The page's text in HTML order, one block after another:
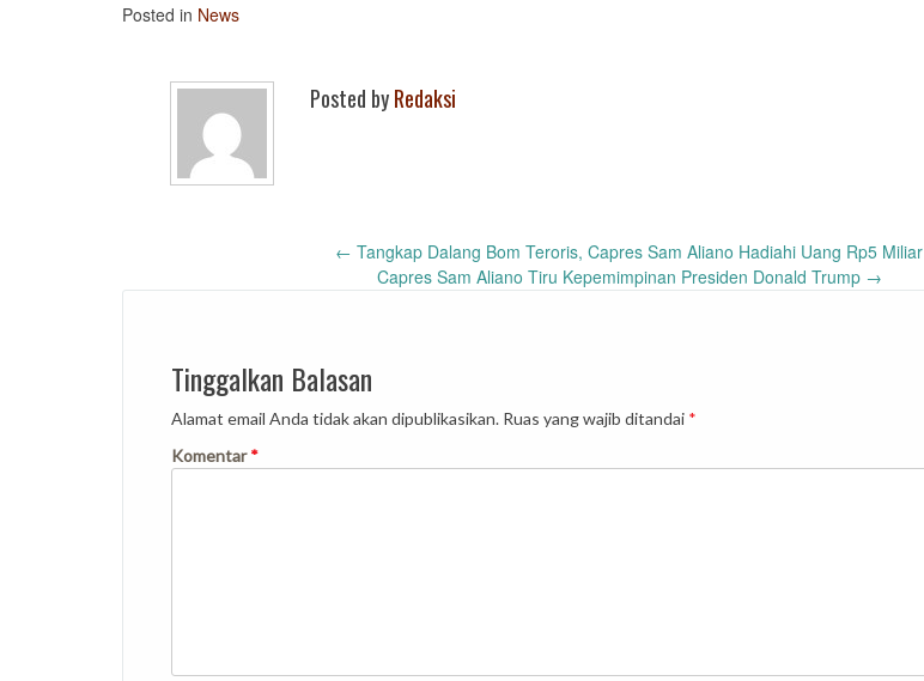
Posted in News
Posted byRedaksi
navigation
← Tangkap Dalang Bom Teroris, Capres Sam Aliano Hadiahi Uang Rp5 Miliar
Capres Sam Aliano Tiru Kepemimpinan Presiden Donald Trump →
Tinggalkan Balasan
Alamat email Anda tidak akan dipublikasikan. Ruas yang wajib ditandai *
Komentar*